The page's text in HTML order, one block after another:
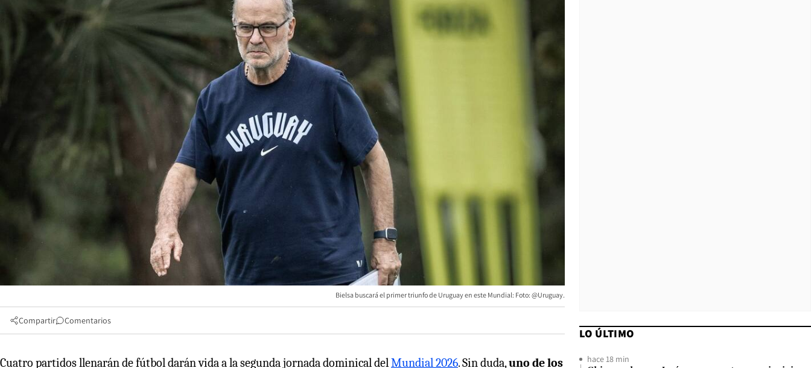
Bielsa buscará el primer triunfo de Uruguay en este Mundial: Foto: @Uruguay.
Compartir Comentarios
Cuatro partidos llenarán de fútbol darán vida a la segunda jornada dominical delMundial 2026. Sin duda,uno de los
LO ÚLTIMO
hace 18 min